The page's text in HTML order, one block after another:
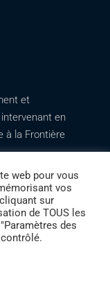
et
en
à la Frontière
LesMarketing
web pour vous
vos
sur
de TOUS les
des